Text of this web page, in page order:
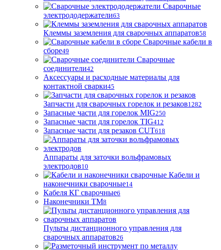
Сварочные
электрододержатели63
Клеммы заземления для сварочных аппаратов58
Сварочные кабели в
сборе49
Сварочные
соединители42
Аксессуары и расходные материалы для
контактной сварки45
Запчасти для сварочных горелок и резаков1282
Запасные части для горелок MIG250
Запасные части для горелок TIG412
Запасные части для резаков CUT618
Аппараты для заточки вольфрамовых
электродов10
Кабели и
наконечники сварочные14
Кабеля КГ сварочные6
Наконечники ТМ8
Пульты дистанционного управления для
сварочных аппаратов26